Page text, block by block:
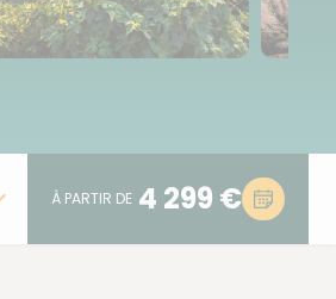
À PARTIR DE 4 299 €